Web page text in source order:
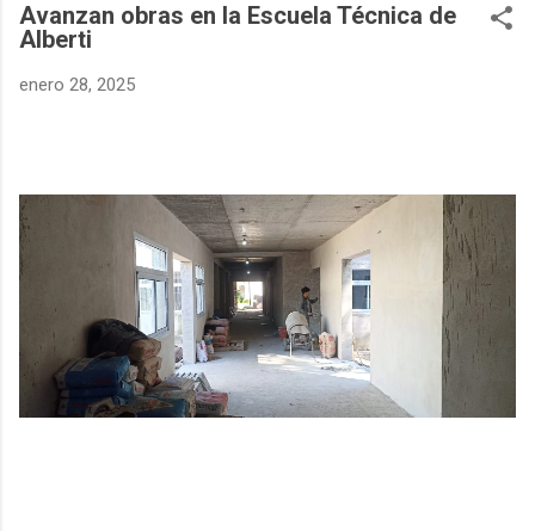
Avanzan obras en la Escuela Técnica de
Alberti
enero 28, 2025